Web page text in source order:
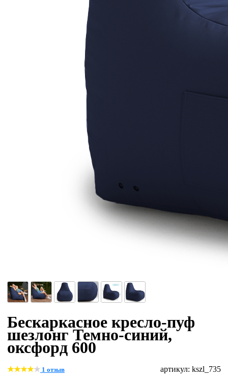
Бескаркасное кресло-пуф
шезлонг Темно-синий,
оксфорд 600
1 отзыв артикул: kszl_735